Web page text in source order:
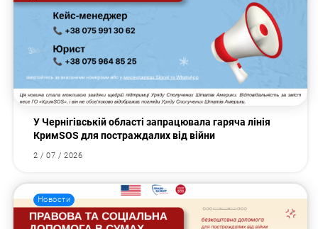
У Чернігівській області запрацювала гаряча лінія
КримSOS для постраждалих від війни
2 / 07 / 2026
Новости